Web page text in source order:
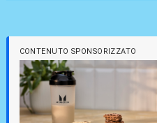
CONTENUTO SPONSORIZZATO